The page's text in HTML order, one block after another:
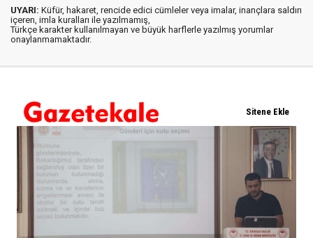
UYARI: Küfür, hakaret, rencide edici cümleler veya imalar, inançlara saldırı
içeren, imla kuralları ile yazılmamış,
Türkçe karakter kullanılmayan ve büyük harflerle yazılmış yorumlar
onaylanmamaktadır.